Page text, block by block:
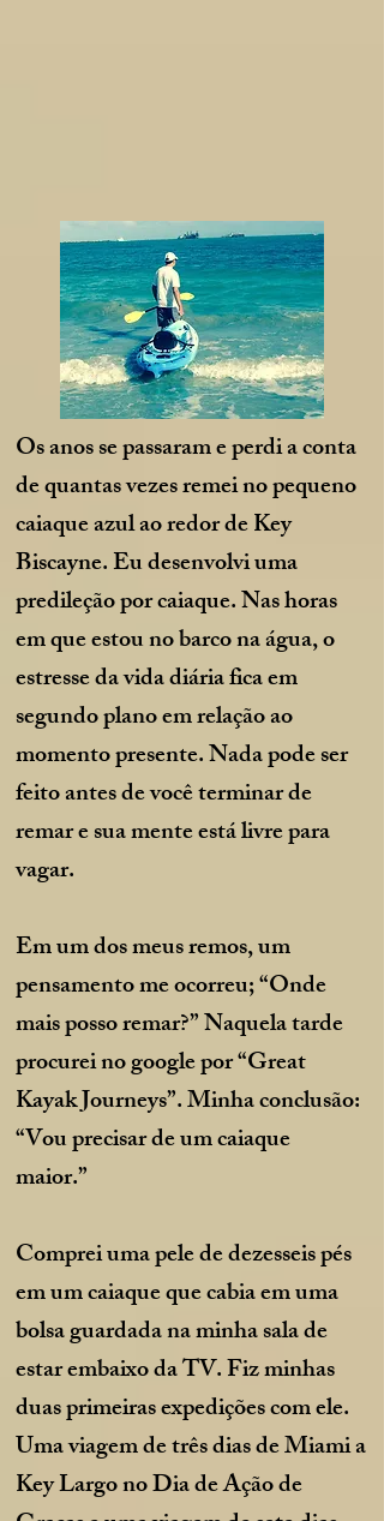
Os anos se passaram e perdi a conta
de quantas vezes remei no pequeno
caiaque azul ao redor de Key
Biscayne. Eu desenvolvi uma
predileção por caiaque. Nas horas
em que estou no barco na água, o
estresse da vida diária fica em
segundo plano em relação ao
momento presente. Nada pode ser
feito antes de você terminar de
remar e sua mente está livre para
vagar.
Em um dos meus remos, um
pensamento me ocorreu; “Onde
mais posso remar?” Naquela tarde
procurei no google por “Great
Kayak Journeys”. Minha conclusão:
“Vou precisar de um caiaque
maior.”
Comprei uma pele de dezesseis pés
em um caiaque que cabia em uma
bolsa guardada na minha sala de
estar embaixo da TV. Fiz minhas
duas primeiras expedições com ele.
Uma viagem de três dias de Miami a
Key Largo no Dia de Ação de